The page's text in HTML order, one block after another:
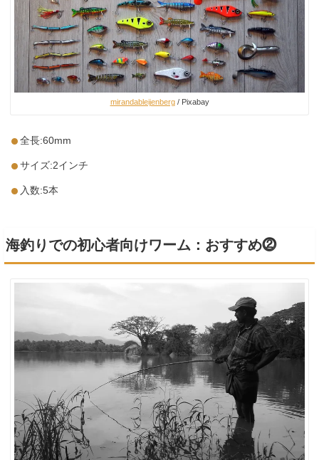
mirandableijenberg/ Pixabay
全長:60mm
サイズ:2インチ
入数:5本
海釣りでの初心者向けワーム：おすすめ⓶